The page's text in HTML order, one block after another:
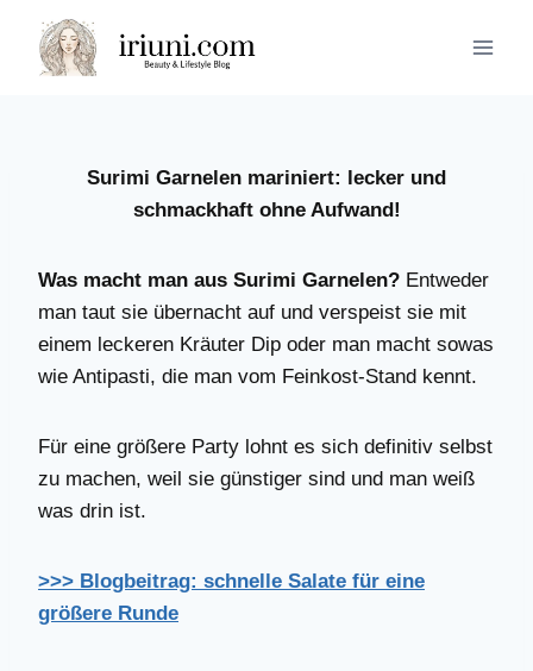
Inhalt
springen
Surimi Garnelen mariniert: lecker und
schmackhaft ohne Aufwand!
Was macht man aus Surimi Garnelen? Entweder
man taut sie übernacht auf und verspeist sie mit
einem leckeren Kräuter Dip oder man macht sowas
wie Antipasti, die man vom Feinkost-Stand kennt.
Für eine größere Party lohnt es sich definitiv selbst
zu machen, weil sie günstiger sind und man weiß
was drin ist.
>>> Blogbeitrag: schnelle Salate für eine
größere Runde